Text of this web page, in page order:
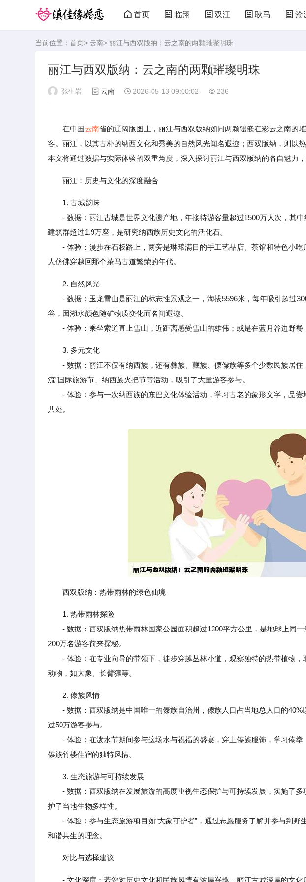
首页 临翔 双江 耿马 沧
当前位置： 首页> 云南> 丽江与西双版纳：云之南的两颗璀璨明珠
丽江与西双版纳：云之南的两颗璀璨明珠
张生岩 云南 2026-05-13 09:00:02 236
在中国云南省的辽阔版图上，丽江与西双版纳如同两颗镶嵌在彩云之南的
客。丽江，以其古朴的纳西文化和秀美的自然风光闻名遐迩；西双版纳，则以
本文将通过数据与实际体验的双重角度，深入探讨丽江与西双版纳的各自魅力
丽江：历史与文化的深度融合
1. 古城韵味
- 数据：丽江古城是世界文化遗产地，年接待游客量超过1500万人次，其中
建筑群超过1.9万座，是研究纳西族历史文化的活化石。
- 体验：漫步在石板路上，两旁是琳琅满目的手工艺品店、茶馆和特色小吃
人仿佛穿越回那个茶马古道繁荣的年代。
2. 自然风光
- 数据：玉龙雪山是丽江的标志性景观之一，海拔5596米，每年吸引超过
谷，因湖水颜色随矿物质变化而名闻遐迩。
- 体验：乘坐索道直上雪山，近距离感受雪山的雄伟；或是在蓝月谷边野餐
3. 多元文化
- 数据：丽江不仅有纳西族，还有彝族、藏族、傈僳族等多个少数民族居住
流”国际旅游节、纳西族火把节等活动，吸引了大量游客参与。
- 体验：参与一次纳西族的东巴文化体验活动，学习古老的象形文字，品尝
共处。
西双版纳：热带雨林的绿色仙境
1. 热带雨林探险
- 数据：西双版纳热带雨林国家公园面积超过1300平方公里，是地球上同一
200万名游客前来探秘。
- 体验：在专业向导的带领下，徒步穿越丛林小道，观察独特的热带植物，
动物，如大象、长臂猿等。
2. 傣族风情
- 数据：西双版纳是中国唯一的傣族自治州，傣族人口占当地总人口的40%
过50万游客参与。
- 体验：在泼水节期间参与这场水与祝福的盛宴，穿上傣族服饰，学习傣拳
傣族竹楼住宿的独特风情。
3. 生态旅游与可持续发展
- 数据：西双版纳在发展旅游的高度重视生态保护与可持续发展，实施了多
护了当地生物多样性。
- 体验：参与生态旅游项目如“大象守护者”，通过志愿服务了解并参与到野
和谐共生的理念。
对比与选择建议
- 文化深度：若您对历史文化和民族风情有浓厚兴趣，丽江古城深厚的文化